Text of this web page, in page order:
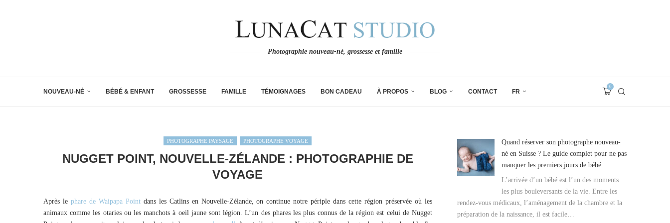
Photographie nouveau-né, grossesse et famille
NOUVEAU-NÉ BÉBÉ & ENFANT GROSSESSE FAMILLE TÉMOIGNAGES BON CADEAU À PROPOS BLOG CONTACT FR
0
PHOTOGRAPHE PAYSAGE PHOTOGRAPHE VOYAGE
NUGGET POINT, NOUVELLE-ZÉLANDE : PHOTOGRAPHIE DE
VOYAGE
Après le phare de Waipapa Pointdans les Catlins en Nouvelle-Zélande, on continue notre périple dans cette région préservée où les
animaux comme les otaries ou les manchots à oeil jaune sont légion. L’un des phares les plus connus de la région est celui de Nugget
Quand réserver son photographe nouveau-
né en Suisse ? Le guide complet pour ne pas
manquer les premiers jours de bébé
L’arrivée d’un bébé est l’un des moments
les plus bouleversants de la vie. Entre les
rendez-vous médicaux, l’aménagement de la chambre et la
préparation de la naissance, il est facile…